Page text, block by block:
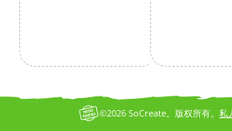
私
©2026 SoCreate。版权所有。